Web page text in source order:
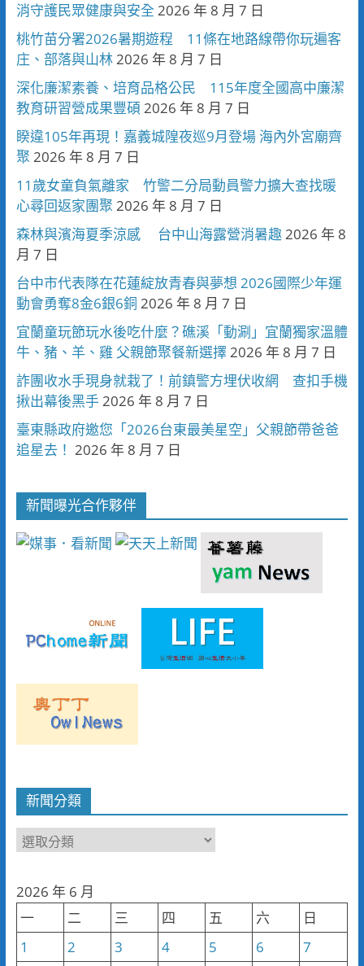
消守護民眾健康與安全 2026 年 8 月 7 日
桃竹苗分署2026暑期遊程 11條在地路線帶你玩遍客
庄、部落與山林2026 年 8 月 7 日
深化廉潔素養、培育品格公民 115年度全國高中廉潔
教育研習營成果豐碩 2026 年 8 月 7 日
睽違105年再現！嘉義城隍夜巡9月登場 海內外宮廟齊
聚 2026 年 8 月 7 日
11歲女童負氣離家 竹警二分局動員警力擴大查找暖
心尋回返家團聚 2026 年 8 月 7 日
森林與濱海夏季涼感 台中山海露營消暑趣2026 年 8
月 7 日
台中市代表隊在花蓮綻放青春與夢想 2026國際少年運
動會勇奪8金6銀6銅 2026 年 8 月 7 日
宜蘭童玩節玩水後吃什麼？礁溪「動涮」宜蘭獨家溫體
牛、豬、羊、雞 父親節聚餐新選擇2026 年 8 月 7 日
詐團收水手現身就栽了！前鎮警方埋伏收網 查扣手機
揪出幕後黑手2026 年 8 月 7 日
臺東縣政府邀您「2026台東最美星空」父親節帶爸爸
追星去！ 2026 年 8 月 7 日
新聞曝光合作夥伴
新聞分類
新
類
2026 年 6 月
一
二 三 四 五 六
日
1
2 3 4 5 6
7